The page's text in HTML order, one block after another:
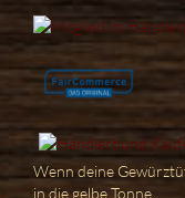
Wenn deine
in die gelbe Tonne.